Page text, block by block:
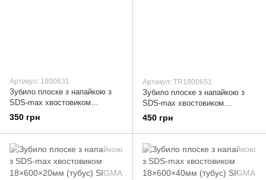
Артикул: 1800631
Зубило плоске з напайкою з
SDS-max хвостовиком
18×460×20мм (тубус) SIGMA
(1800631)
350 грн
Артикул: TR1800651
Зубило плоске з напайкою з
SDS-max хвостовиком
18×450×40мм (тубус) SIGMA
(1800651)
450 грн